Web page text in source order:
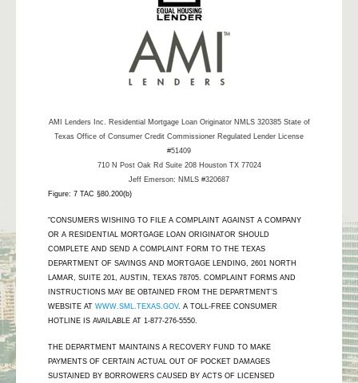
AMI Lenders Inc.
Residential Mortgage Loan Originator NMLS 320385 State of
Texas Office of Consumer Credit Commissioner Regulated Lender License
#51409
710 N Post Oak Rd Suite 208 Houston TX 77024
Jeff Emerson: NMLS #320687
Figure: 7 TAC §80.200(b)
"CONSUMERS WISHING TO FILE A COMPLAINT AGAINST A COMPANY
OR A RESIDENTIAL MORTGAGE LOAN ORIGINATOR SHOULD
COMPLETE AND SEND A COMPLAINT FORM TO THE TEXAS
DEPARTMENT OF SAVINGS AND MORTGAGE LENDING, 2601 NORTH
LAMAR, SUITE 201, AUSTIN, TEXAS 78705. COMPLAINT FORMS AND
INSTRUCTIONS MAY BE OBTAINED FROM THE DEPARTMENT’S
WEBSITE AT WWW.SML.TEXAS.GOV. A TOLL-FREE CONSUMER
HOTLINE IS AVAILABLE AT 1-877-276-5550.
THE DEPARTMENT MAINTAINS A RECOVERY FUND TO MAKE
PAYMENTS OF CERTAIN ACTUAL OUT OF POCKET DAMAGES
SUSTAINED BY BORROWERS CAUSED BY ACTS OF LICENSED